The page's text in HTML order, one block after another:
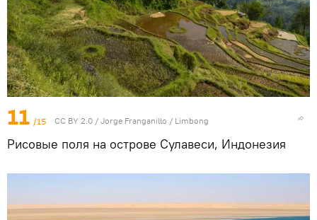
11 /15 CC BY 2.0 / Jorge Franganillo / Limbong
Рисовые поля на острове Сулавеси, Индонезия